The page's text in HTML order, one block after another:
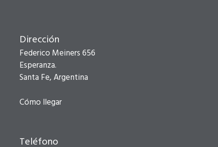
Dirección
Federico Meiners 656
Esperanza.
Santa Fe, Argentina
Cómo llegar
Teléfono